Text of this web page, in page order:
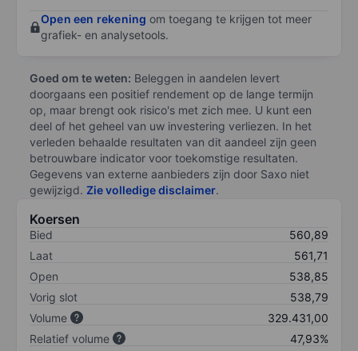
Open een rekening om toegang te krijgen tot meer
grafiek- en analysetools.
Goed om te weten: Beleggen in aandelen levert
doorgaans een positief rendement op de lange termijn
op, maar brengt ook risico's met zich mee. U kunt een
deel of het geheel van uw investering verliezen. In het
verleden behaalde resultaten van dit aandeel zijn geen
betrouwbare indicator voor toekomstige resultaten.
Gegevens van externe aanbieders zijn door Saxo niet
gewijzigd. Zie volledige disclaimer.
Koersen
Bied
560,89
Laat
561,71
Open
538,85
Vorig slot
538,79
Volume
329.431,00
Relatief volume
47,93%